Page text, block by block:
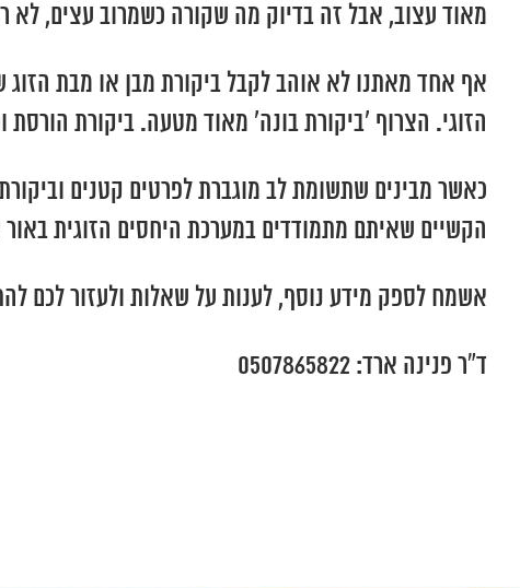
מאוד עצוב, אבל זה בדיוק מה שקורה כשמרוב עצים, לא
אף אחד מאתנו לא אוהב לקבל ביקורת מבן או מבת
הזוגי. הצרוף ‘ביקורת בונה’ מאוד מטעה. ביקורת
כאשר מבינים שתשומת לב מוגברת לפרטים קטנים
הקשיים שאיתם מתמודדים במערכת היחסים הזוגית
אשמח לספק מידע נוסף, לענות על שאלות ולעזור לכם
ד”ר פנינה ארד: 0507865822